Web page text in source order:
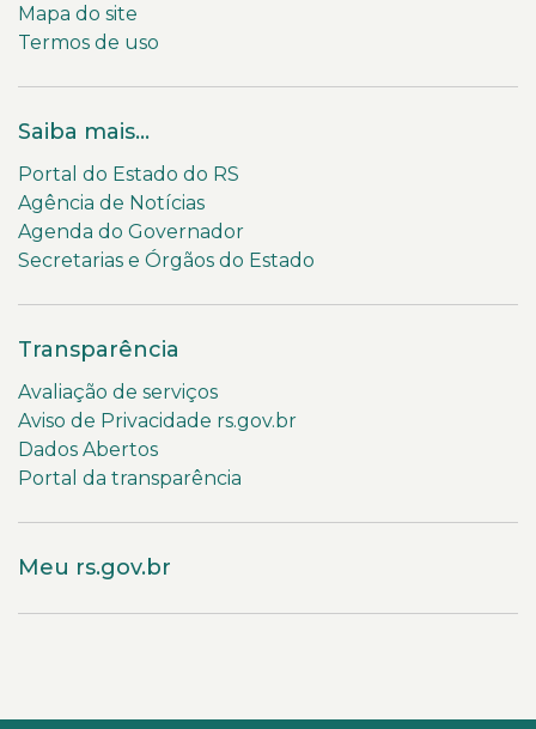
Mapa do site
Termos de uso
Saiba mais...
Portal do Estado do RS
Agência de Notícias
Agenda do Governador
Secretarias e Órgãos do Estado
Transparência
Avaliação de serviços
Aviso de Privacidade rs.gov.br
Dados Abertos
Portal da transparência
Meu rs.gov.br